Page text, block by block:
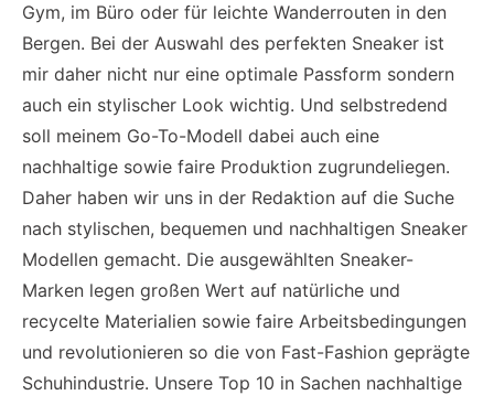
Gym, im Büro oder für leichte Wanderrouten in den
Bergen. Bei der Auswahl des perfekten Sneaker ist
mir daher nicht nur eine optimale Passform sondern
auch ein stylischer Look wichtig. Und selbstredend
soll meinem Go-To-Modell dabei auch eine
nachhaltige sowie faire Produktion zugrundeliegen.
Daher haben wir uns in der Redaktion auf die Suche
nach stylischen, bequemen und nachhaltigen Sneaker
Modellen gemacht. Die ausgewählten Sneaker-
Marken legen großen Wert auf natürliche und
recycelte Materialien sowie faire Arbeitsbedingungen
und revolutionieren so die von Fast-Fashion geprägte
Schuhindustrie. Unsere Top 10 in Sachen nachhaltige